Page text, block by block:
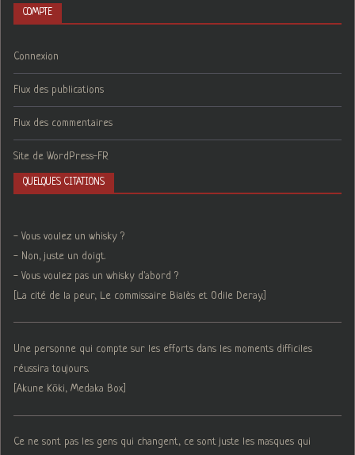
COMPTE
Connexion
Flux des publications
Flux des commentaires
Site de WordPress-FR
QUELQUES CITATIONS
- Vous voulez un whisky ?
- Non, juste un doigt.
- Vous voulez pas un whisky d'abord ?
[La cité de la peur, Le commissaire Bialès et Odile Deray.]
Une personne qui compte sur les efforts dans les moments difficiles
réussira toujours.
[Akune Kōki, Medaka Box]
Ce ne sont pas les gens qui changent, ce sont juste les masques qui